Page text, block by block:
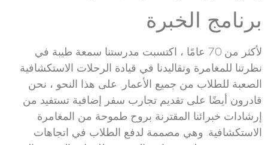
برنامج الخبرة
لأكثر من 70 عامًا ، اكتسبت مدرستنا سمعة طيبة في
نظرتنا للمغامرة وتقاليدنا في قيادة الرحلات الاستكشافية
الصعبة للطلاب من جميع الأعمار. على هذا النحو ، نحن
قادرون أيضًا على تقديم تجارب سفر إضافية تستفيد من
إرشادات خبرائنا المقترنة بروح طموحة من المغامرة
الاستكشافية. وهي مصممة لدفع الطلاب في اتجاهات